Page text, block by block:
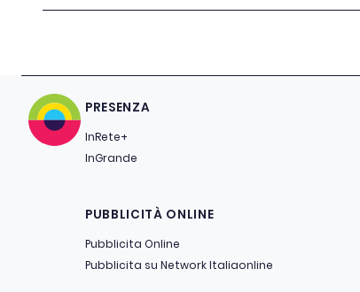
PRESENZA
InRete+
InGrande
PUBBLICITÀ ONLINE
Pubblicita Online
Pubblicita su Network Italiaonline